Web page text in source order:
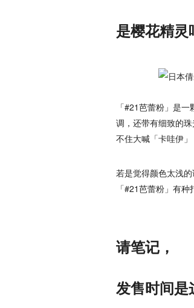
是樱花精灵
「#21芭蕾粉」是
调，还带有细致的
不住大喊「卡哇伊」
若是觉得颜色太浅
「#21芭蕾粉」有
请笔记，
发售时间是